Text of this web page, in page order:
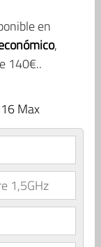
en
,
140€..
Max
1,5GHz